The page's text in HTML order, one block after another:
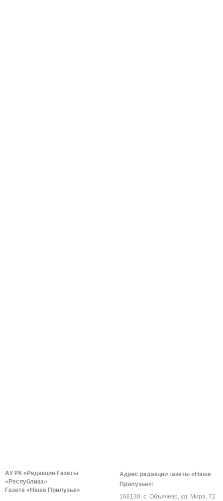
АУ РК «Редакция Газеты
«Республика»
Газета «Наше Прилузье»
Адрес редакции газеты «Наше
Прилузье»:
168130, с. Объячево, ул. Мира, 72